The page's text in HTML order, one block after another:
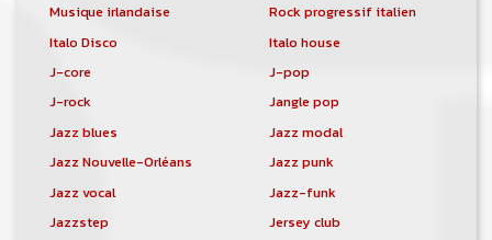
Musique irlandaise
Rock progressif italien
Italo Disco
Italo house
J-core
J-pop
J-rock
Jangle pop
Jazz blues
Jazz modal
Jazz Nouvelle-Orléans
Jazz punk
Jazz vocal
Jazz-funk
Jazzstep
Jersey club
de soit que l'ensemble de la
comptabilité sera totalement publique
Un nouveau service de petites annonces
site. Ce service permet, lorsque vous
êtes musiciens ou un groupe, un
musicen(s) ou un groupe, un orchestre,
un DJ, etc...